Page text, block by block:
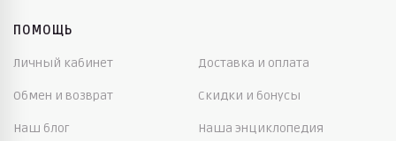
ПОМОЩЬ
Личный кабинет Доставка и оплата
Обмен и возврат Скидки и бонусы
Наш блог Наша энциклопедия